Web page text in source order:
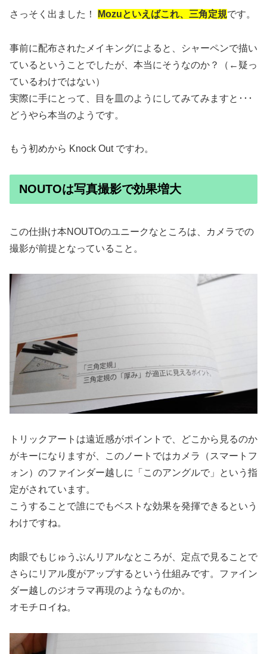
さっそく出ました！ Mozuといえばこれ、三角定規です。
事前に配布されたメイキングによると、シャーペンで描い
ているということでしたが、本当にそうなのか？（←疑っ
ているわけではない）
実際に手にとって、目を皿のようにしてみてみますと･･･
どうやら本当のようです。
もう初めから Knock Out ですわ。
NOUTOは写真撮影で効果増大
この仕掛け本NOUTOのユニークなところは、カメラでの
撮影が前提となっていること。
トリックアートは遠近感がポイントで、どこから見るのか
がキーになりますが、このノートではカメラ（スマートフ
ォン）のファインダー越しに「このアングルで」という指
定がされています。
こうすることで誰にでもベストな効果を発揮できるという
わけですね。
肉眼でもじゅうぶんリアルなところが、定点で見ることで
さらにリアル度がアップするという仕組みです。ファイン
ダー越しのジオラマ再現のようなものか。
オモチロイね。